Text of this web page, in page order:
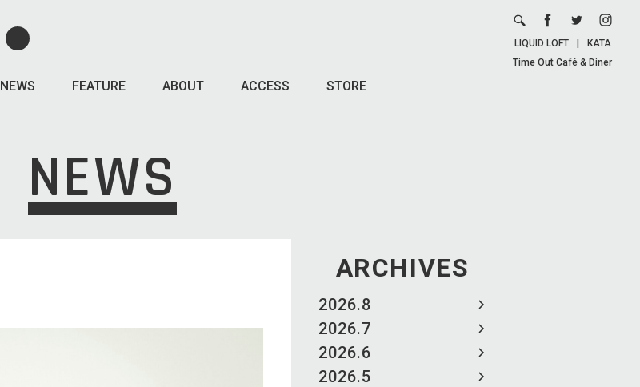
NEWS FEATURE ABOUT ACCESS STORE
LIQUID LOFT
KATA
Time Out Café & Diner
NEWS
ARCHIVES
2026.8
2026.7
2026.6
2026.5